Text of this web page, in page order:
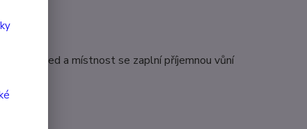
pohled a místnost se zaplní příjemnou vůní